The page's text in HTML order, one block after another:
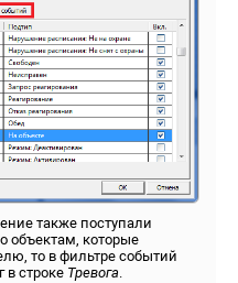
также поступали
объектам, которые
то в фильтре событий
в строке Тревога.